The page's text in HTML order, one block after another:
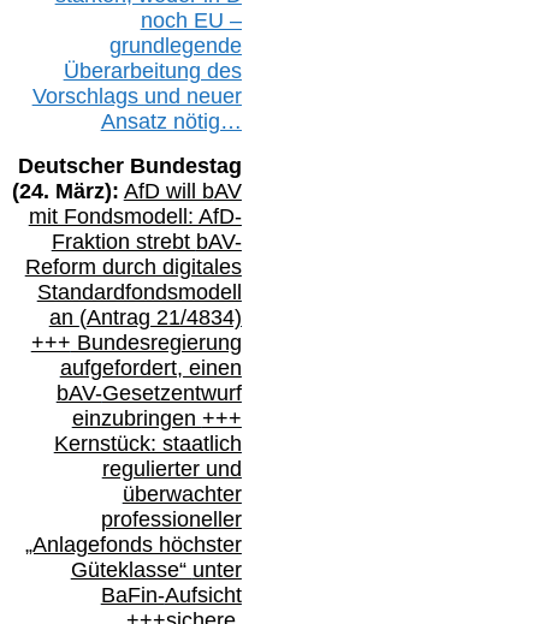
noch EU –
grundlegende
Überarbeitung des
Vorschlags und neuer
Ansatz nötig…
Deutscher Bundestag
(24. März): AfD will bAV
mit Fondsmodell: AfD-
Fraktion strebt bAV-
Reform durch digitales
Standardfondsmodell
an (Antrag 21/4834)
+++ Bundesregierung
aufgefordert, einen
bAV-Gesetzentwurf
einzubringen +++
Kernstück: staatlich
regulierter und
überwachter
professioneller
„Anlagefonds höchster
Güteklasse“ unter
BaFin-Aufsicht